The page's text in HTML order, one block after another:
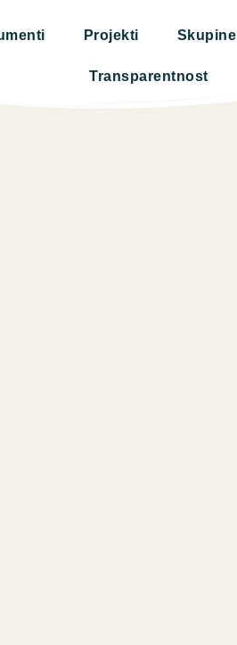
Projekti Skupine
Transparentnost